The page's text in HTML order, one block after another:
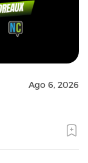
Ago 6, 2026